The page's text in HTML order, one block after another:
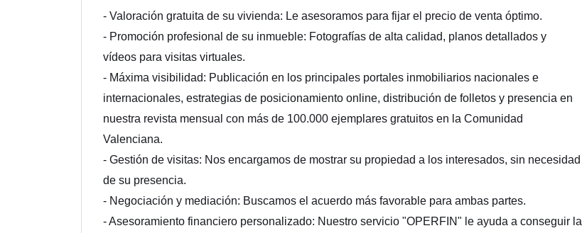
- Valoración gratuita de su vivienda: Le asesoramos para fijar el precio de venta óptimo.
- Promoción profesional de su inmueble: Fotografías de alta calidad, planos detallados y
vídeos para visitas virtuales.
- Máxima visibilidad: Publicación en los principales portales inmobiliarios nacionales e
internacionales, estrategias de posicionamiento online, distribución de folletos y presencia en
nuestra revista mensual con más de 100.000 ejemplares gratuitos en la Comunidad
Valenciana.
- Gestión de visitas: Nos encargamos de mostrar su propiedad a los interesados, sin necesidad
de su presencia.
- Negociación y mediación: Buscamos el acuerdo más favorable para ambas partes.
- Asesoramiento financiero personalizado: Nuestro servicio "OPERFIN" le ayuda a conseguir la